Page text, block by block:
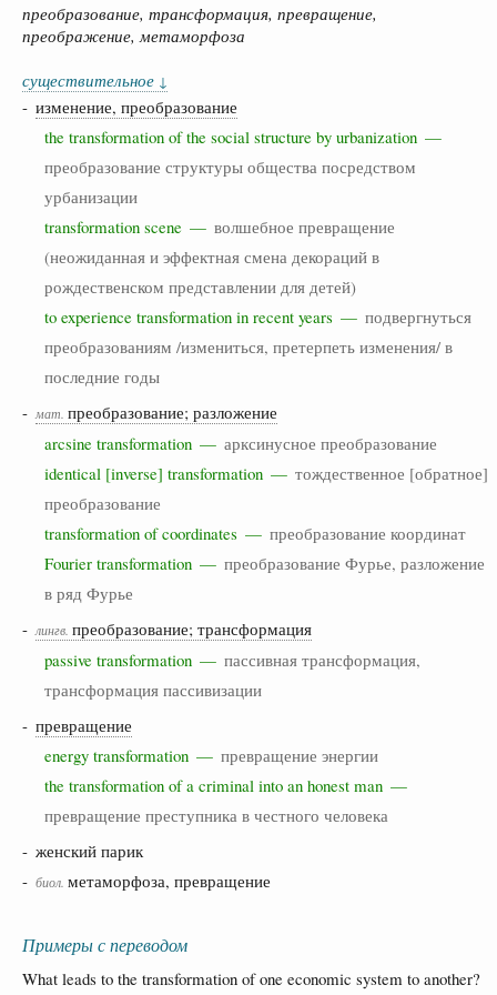
преобразование, трансформация, превращение,
преображение, метаморфоза
существительное ↓
- изменение, преобразование
the transformation of the social structure by urbanization —
преобразование структуры общества посредством
урбанизации
transformation scene — волшебное превращение
(неожиданная и эффектная смена декораций в
рождественском представлении для детей)
to experience transformation in recent years — подвергнуться
преобразованиям /измениться, претерпеть изменения/ в
последние годы
- мат. преобразование; разложение
arcsine transformation — арксинусное преобразование
identical [inverse] transformation — тождественное [обратное]
преобразование
transformation of coordinates — преобразование координат
Fourier transformation — преобразование Фурье, разложение
в ряд Фурье
- лингв. преобразование; трансформация
passive transformation — пассивная трансформация,
трансформация пассивизации
- превращение
energy transformation — превращение энергии
the transformation of a criminal into an honest man —
превращение преступника в честного человека
- женский парик
- биол. метаморфоза, превращение
Примеры с переводом
What leads to the transformation of one economic system to another?